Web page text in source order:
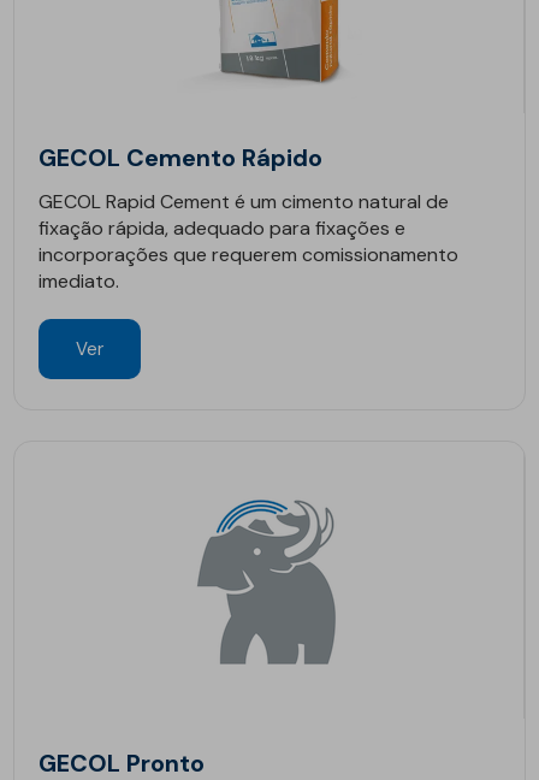
GECOL Cemento Rápido
GECOL Rapid Cement é um cimento natural de
fixação rápida, adequado para fixações e
incorporações que requerem comissionamento
imediato.
Ver
GECOL Pronto